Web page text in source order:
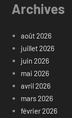
Archives
août 2026
juillet 2026
juin 2026
mai 2026
avril 2026
mars 2026
février 2026